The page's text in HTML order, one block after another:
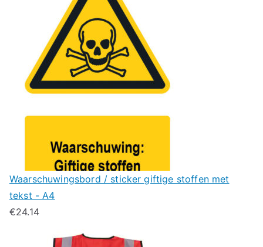
Waarschuwingsbord / sticker giftige stoffen met
tekst - A4
€24.14